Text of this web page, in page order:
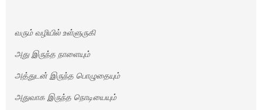
வரும் வழியில் உள்ளுருகி
அது இருந்த நாளையும்
அத்துடன் இருந்த பொழுதையும்
அதுவாக இருந்த நொடியையும்